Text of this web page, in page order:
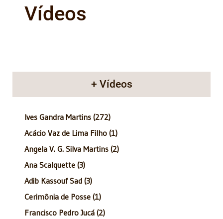
Vídeos
+ Vídeos
Ives Gandra Martins (272)
Acácio Vaz de Lima Filho (1)
Angela V. G. Silva Martins (2)
Ana Scalquette (3)
Adib Kassouf Sad (3)
Cerimônia de Posse (1)
Francisco Pedro Jucá (2)